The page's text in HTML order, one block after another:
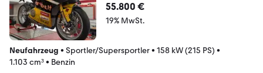
55.800 €
19% MwSt.
Neufahrzeug • Sportler/Supersportler• 158 kW (215 PS) •
1.103 cm³• Benzin